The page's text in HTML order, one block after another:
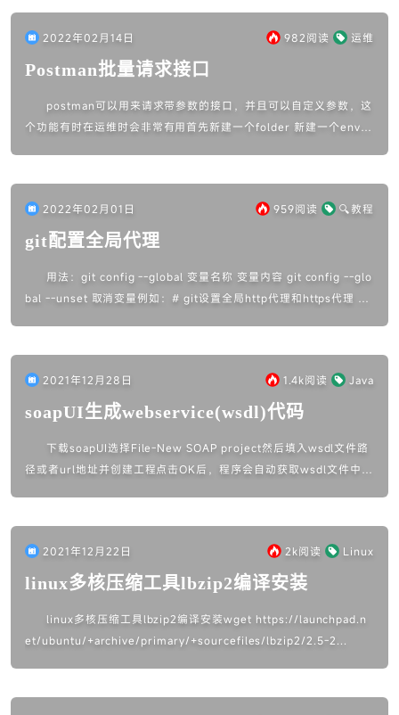
2022年02月14日 982阅读 运维
Postman批量请求接口
postman可以用来请求带参数的接口，并且可以自定义参数，这
个功能有时在运维时会非常有用首先新建一个folder 新建一个envir
2022年02月01日 959阅读 🔍教程
git配置全局代理
用法：git config --global 变量名称 变量内容 git config --glo
bal --unset 取消变量例如：# git设置全局http代理和https代理 git
2021年12月28日 1.4k阅读 Java
soapUI生成webservice(wsdl)代码
下载soapUI选择File-New SOAP project然后填入wsdl文件路
径或者url地址并创建工程点击OK后，程序会自动获取wsdl文件中的
2021年12月22日 2k阅读 Linux
linux多核压缩工具lbzip2编译安装
linux多核压缩工具lbzip2编译安装wget https://launchpad.n
et/ubuntu/+archive/primary/+sourcefiles/lbzip2/2.5-2...